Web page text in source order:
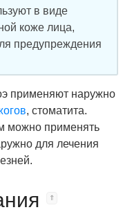
в виде
коже лица,
предупреждения
применяют наружно
, стоматита.
можно применять
для лечения